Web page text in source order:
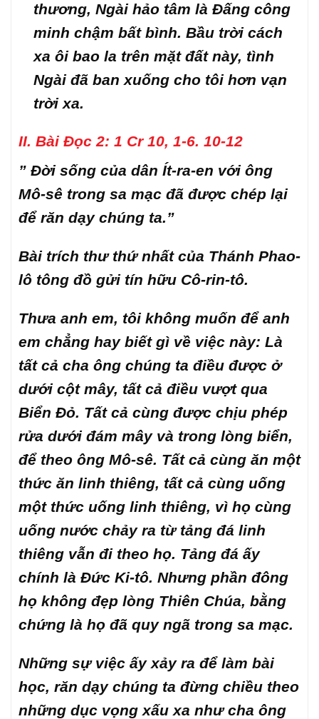
thương, Ngài hảo tâm là Đấng công
minh chậm bất bình. Bầu trời cách
xa ôi bao la trên mặt đất này, tình
Ngài đã ban xuống cho tôi hơn vạn
trời xa.
II. Bài Đọc 2: 1 Cr 10, 1-6. 10-12
” Đời sống của dân Ít-ra-en với ông
Mô-sê trong sa mạc đã được chép lại
để răn dạy chúng ta.”
Bài trích thư thứ nhất của Thánh Phao-
lô tông đồ gửi tín hữu Cô-rin-tô.
Thưa anh em, tôi không muốn để anh
em chẳng hay biết gì về việc này: Là
tất cả cha ông chúng ta điều được ở
dưới cột mây, tất cả điều vượt qua
Biển Đỏ. Tất cả cùng được chịu phép
rửa dưới đám mây và trong lòng biển,
để theo ông Mô-sê. Tất cả cùng ăn một
thức ăn linh thiêng, tất cả cùng uống
một thức uống linh thiêng, vì họ cùng
uống nước chảy ra từ tảng đá linh
thiêng vẫn đi theo họ. Tảng đá ấy
chính là Đức Ki-tô. Nhưng phần đông
họ không đẹp lòng Thiên Chúa, bằng
chứng là họ đã quy ngã trong sa mạc.
Những sự việc ấy xảy ra để làm bài
học, răn dạy chúng ta đừng chiều theo
những dục vọng xấu xa như cha ông